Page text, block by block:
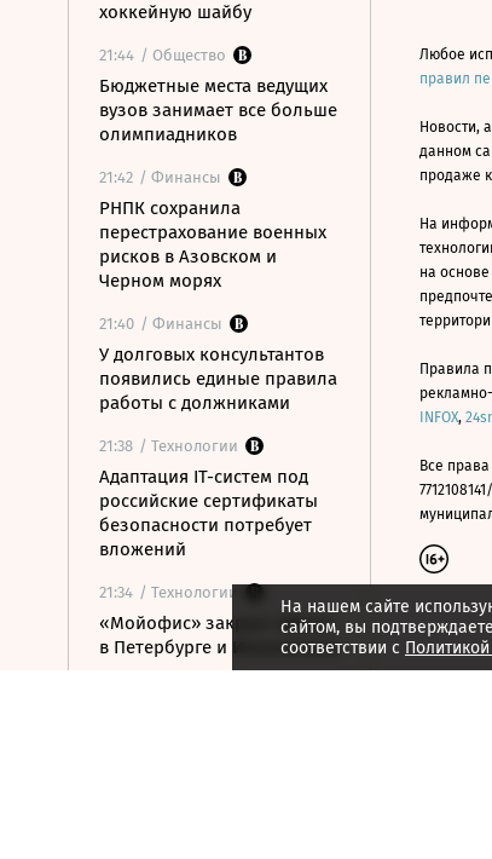
хоккейную шайбу
21:44 / Общество
Бюджетные места ведущих
вузов занимает все больше
олимпиадников
21:42 / Финансы
РНПК сохранила
перестрахование военных
рисков в Азовском и
Черном морях
21:40 / Финансы
У долговых консультантов
появились единые правила
работы с должниками
21:38 / Технологии
Адаптация IT-систем под
российские сертификаты
безопасности потребует
вложений
21:34 / Технологии
«Мойофис» закрыл офисы
в Петербурге и Иннополисе
На нашем сайте
сайтом, вы
соответствии с
Любое
правил
Новости,
данном
продаже
На
на
Правила
INFOX,
Все